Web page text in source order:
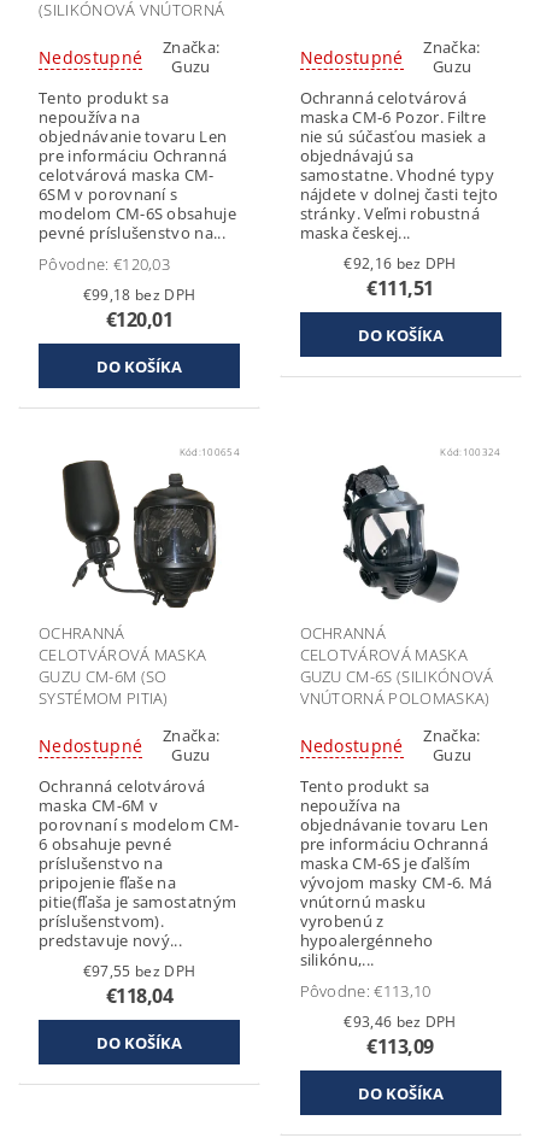
(SILIKÓNOVÁ VNÚTORNÁ
SYSTÉMOM PITIA)
Nedostupné
Značka:
Guzu
Tento produkt sa
nepoužíva na
objednávanie tovaru Len
pre informáciu Ochranná
celotvárová maska CM-
6SM v porovnaní s
modelom CM-6S obsahuje
pevné príslušenstvo na...
Pôvodne: €120,03
€99,18 bez DPH
€120,01
Nedostupné
Značka:
Guzu
Ochranná celotvárová
maska CM-6 Pozor. Filtre
nie sú súčasťou masiek a
objednávajú sa
samostatne. Vhodné typy
nájdete v dolnej časti tejto
stránky. Veľmi robustná
maska českej...
€92,16 bez DPH
€111,51
Kód:100654
OCHRANNÁ
CELOTVÁROVÁ MASKA
GUZU CM-6M (SO
SYSTÉMOM PITIA)
Nedostupné
Značka:
Guzu
Ochranná celotvárová
maska CM-6M v
porovnaní s modelom CM-
6 obsahuje pevné
príslušenstvo na
pripojenie fľaše na
pitie(fľaša je samostatným
príslušenstvom).
predstavuje nový...
€97,55 bez DPH
€118,04
Kód:100324
OCHRANNÁ
CELOTVÁROVÁ MASKA
GUZU CM-6S (SILIKÓNOVÁ
VNÚTORNÁ POLOMASKA)
Nedostupné
Značka:
Guzu
Tento produkt sa
nepoužíva na
objednávanie tovaru Len
pre informáciu Ochranná
maska CM-6S je ďalším
vývojom masky CM-6. Má
vnútornú masku
vyrobenú z
hypoalergénneho
silikónu,...
Pôvodne:€113,10
€93,46 bez DPH
€113,09